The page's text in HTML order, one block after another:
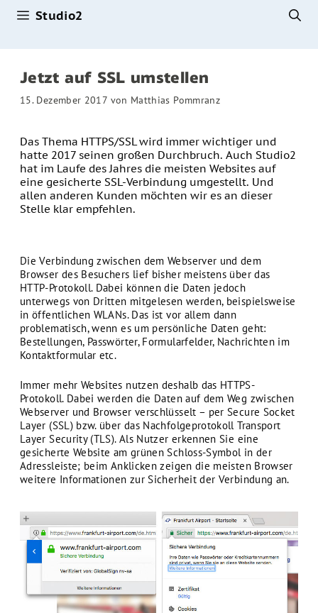
Studio2
Jetzt auf SSL umstellen
15. Dezember 2017 von Matthias Pommranz
Das Thema HTTPS/SSL wird immer wichtiger und
hatte 2017 seinen großen Durchbruch. Auch Studio2
hat im Laufe des Jahres die meisten Websites auf
eine gesicherte SSL-Verbindung umgestellt. Und
allen anderen Kunden möchten wir es an dieser
Stelle klar empfehlen.
Die Verbindung zwischen dem Webserver und dem
Browser des Besuchers lief bisher meistens über das
HTTP-Protokoll. Dabei können die Daten jedoch
unterwegs von Dritten mitgelesen werden, beispielsweise
in öffentlichen WLANs. Das ist vor allem dann
problematisch, wenn es um persön­liche Daten geht:
Bestellungen, Passwörter, Formularfelder, Nachrichten im
Kontaktformular etc.
Immer mehr Websites nutzen deshalb das HTTPS-
Protokoll. Dabei werden die Daten auf dem Weg zwischen
Webserver und Browser verschlüsselt – per Secure Socket
Layer (SSL) bzw. über das Nachfolgeprotokoll Transport
Layer Security (TLS). Als Nutzer erkennen Sie eine
gesicherte Website am grünen Schloss-Symbol in der
Adressleiste; beim Anklicken zeigen die meisten Browser
weitere Informationen zur Sicherheit der Verbindung an.